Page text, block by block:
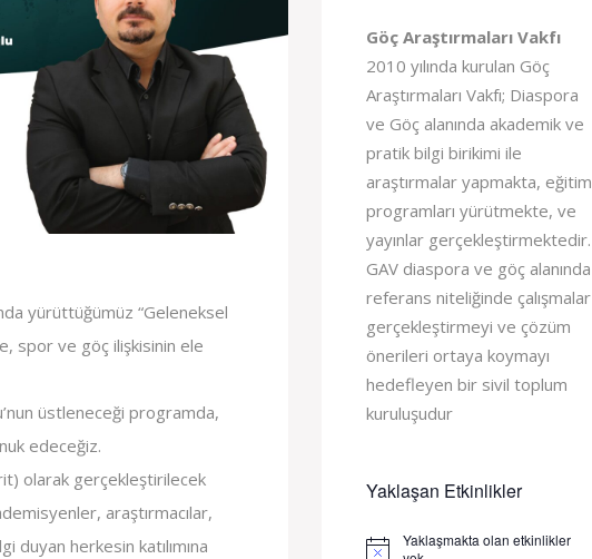
yürüttüğümüz “Geleneksel
spor ve göç ilişkisinin ele
üstleneceği programda,
edeceğiz.
olarak gerçekleştirilecek
araştırmacılar,
duyan herkesin katılımına
Göç Araştırmaları Vakfı
2010 yılında kurulan Göç
Araştırmaları Vakfı; Diaspora
ve Göç alanında akademik ve
pratik bilgi birikimi ile
araştırmalar yapmakta, eğitim
programları yürütmekte, ve
yayınlar gerçekleştirmektedir.
GAV diaspora ve göç alanında
referans niteliğinde çalışmalar
gerçekleştirmeyi ve çözüm
önerileri ortaya koymayı
hedefleyen bir sivil toplum
kuruluşudur
Yaklaşan Etkinlikler
Yaklaşmakta olan etkinlikler